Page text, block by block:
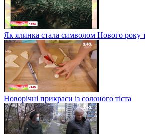
Як ялинка стала символом Нового року
Новорічні прикраси із солоного тіста